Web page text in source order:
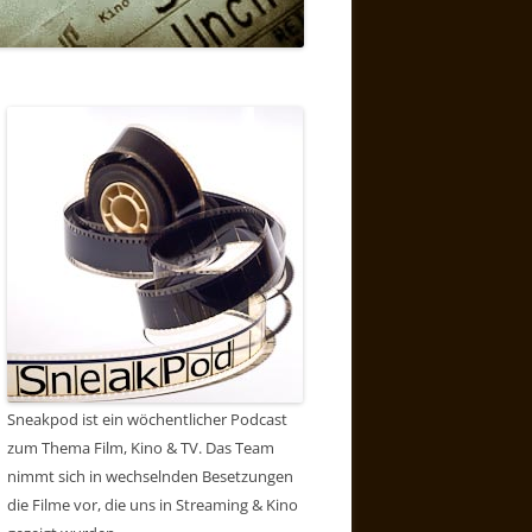
Sneakpod ist ein wöchentlicher Podcast
zum Thema Film, Kino & TV. Das Team
nimmt sich in wechselnden Besetzungen
die Filme vor, die uns in Streaming & Kino